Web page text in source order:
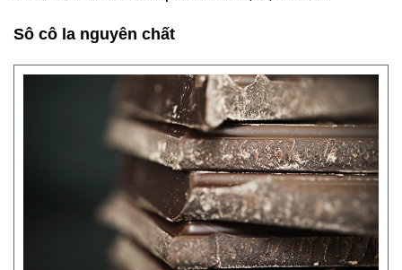
Sô cô la nguyên chất